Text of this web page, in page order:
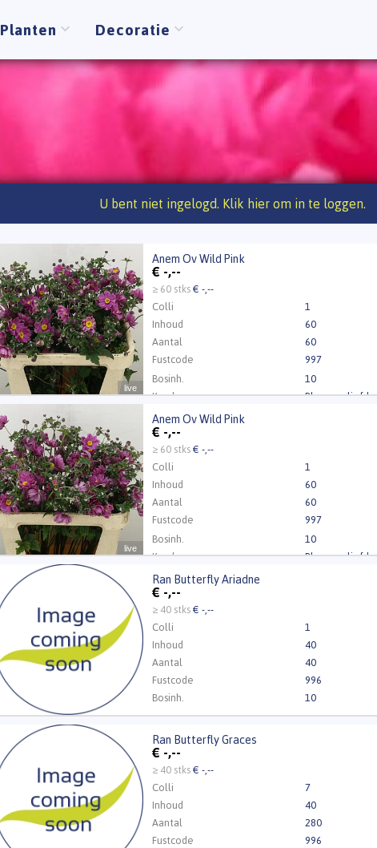
Planten Decoratie
U bent niet ingelogd. Klik hier om in te loggen.
live
Anem Ov Wild Pink
€ -,--
≥ 60 stks€ -,--
Colli
1
Inhoud
60
Aantal
60
Fustcode
997
Bosinh.
10
Kweker
Bloemenliefde
Anem Ov Wild Pink
U moet ingelogd zijn om te kunnen kopen.
live
Anem Ov Wild Pink
€ -,--
≥ 60 stks€ -,--
Colli
1
Inhoud
60
Aantal
60
Fustcode
997
Bosinh.
10
Kweker
Bloemenliefde
Anem Ov Wild Pink
U moet ingelogd zijn om te kunnen kopen.
Ran Butterfly Ariadne
€ -,--
≥ 40 stks€ -,--
Colli
1
Inhoud
40
Aantal
40
Fustcode
996
Bosinh.
10
Ran Butterfly Ariadne
U moet ingelogd zijn om te kunnen kopen.
Ran Butterfly Graces
€ -,--
≥ 40 stks€ -,--
Colli
7
Inhoud
40
Aantal
280
Fustcode
996
Ran Butterfly Graces
U moet ingelogd zijn om te kunnen kopen.